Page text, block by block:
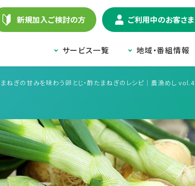
新規加入ご検討の方 ご利用中のお客さま
サービス一覧 地域・番組情報
ねぎの甘みを味わう卵とじ・酢たまねぎのレシピ｜農漁めし vol.4